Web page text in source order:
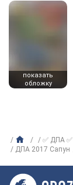
показать
обложку
✅ ДПА ✅
ДПА 2017 Сапун